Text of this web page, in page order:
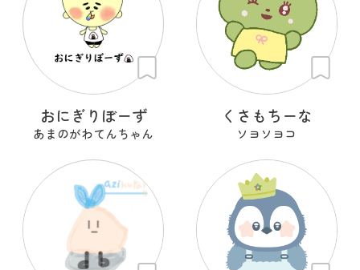
おにぎりぼーず
あまのがわてんちゃん
くさもちーな
ソヨソヨコ